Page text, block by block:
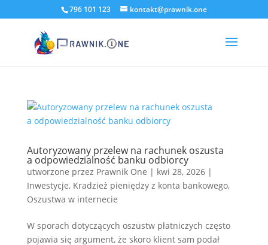
796 101 123 kontakt@prawnik.one
Autoryzowany przelew na rachunek oszusta
a odpowiedzialność banku odbiorcy
utworzone przez Prawnik One | kwi 28, 2026|
Inwestycje, Kradzież pieniędzy z konta bankowego,
Oszustwa w internecie
W sporach dotyczących oszustw płatniczych często
pojawia się argument, że skoro klient sam podał